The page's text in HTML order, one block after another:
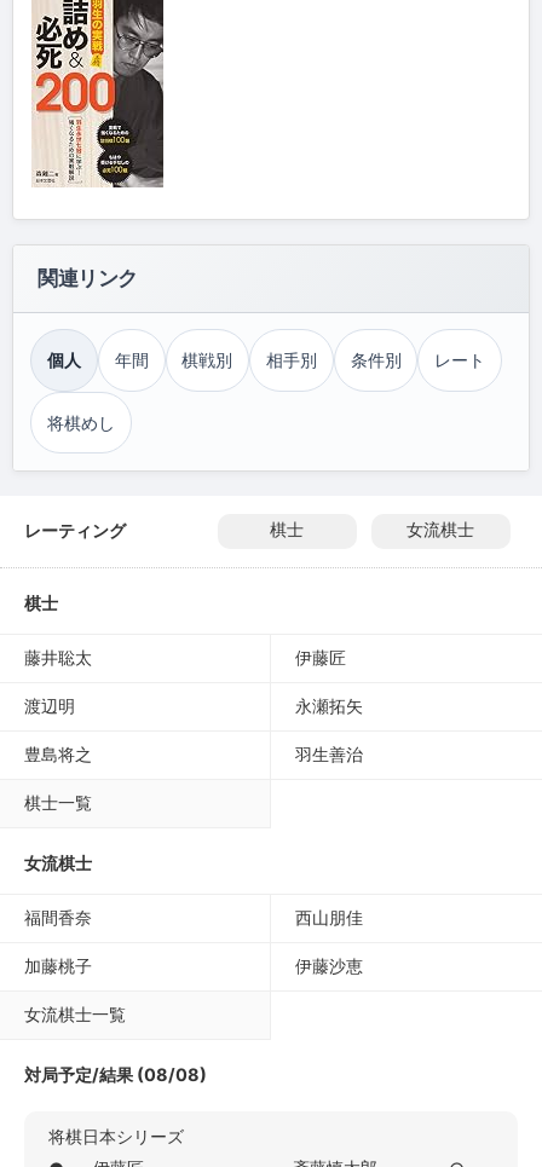
関連リンク
個人 年間 棋戦別 相手別 条件別 レート
将棋めし
レーティング 棋士 女流棋士
棋士
藤井聡太 伊藤匠
渡辺明 永瀬拓矢
豊島将之 羽生善治
棋士一覧
女流棋士
福間香奈 西山朋佳
加藤桃子 伊藤沙恵
女流棋士一覧
対局予定/結果 (08/08)
将棋日本シリーズ